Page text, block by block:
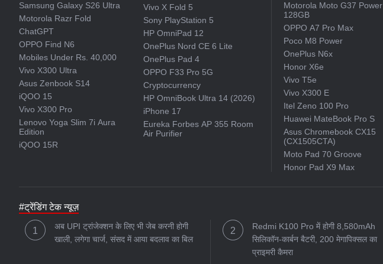
Samsung Galaxy S26 Ultra
Motorola Razr Fold
ChatGPT
OPPO Find N6
Mobiles Under Rs. 40,000
Vivo X300 Ultra
Asus Zenbook S14
iQOO 15
Vivo X300 Pro
Lenovo Yoga Slim 7i Aura
Edition
iQOO 15R
Vivo X Fold 5
Sony PlayStation 5
HP OmniPad 12
OnePlus Nord CE 6 Lite
OnePlus Pad 4
OPPO F33 Pro 5G
Cryptocurrency
HP OmniBook Ultra 14 (2026)
iPhone 17
Eureka Forbes AP 355 Room
Air Purifier
Motorola Moto G37 Power
128GB
OPPO A7 Pro Max
Poco M8 Power
OnePlus N6x
Honor X6e
Vivo T5e
Vivo X300 E
Itel Zeno 100 Pro
Huawei MateBook Pro S
Asus Chromebook CX15
(CX1505CTA)
Moto Pad 70 Groove
Honor Pad X9 Max
#ट्रेंडिंग टेक न्यूज़
अब UPI ट्रांजेक्शन के लिए भी जेब करनी होगी
खाली, लगेगा चार्ज, संसद में आया बदलाव का बिल
Redmi K100 Pro में होगी 8,580mAh
सिलिकॉन-कार्बन बैटरी, 200 मेगापिक्सल का
प्राइमरी कैमरा